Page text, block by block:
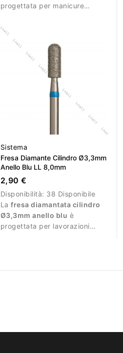
progettata per manicure
delicate.
Sistema
Fresa Diamante Cilindro Ø3,3mm
Anello Blu LL 8,0mm
2,90 €
Disponibilità: 38 Disponibile
Lafresa diamantata cilindro
Ø3,3mm anello blu è
progettata per lavorazioni